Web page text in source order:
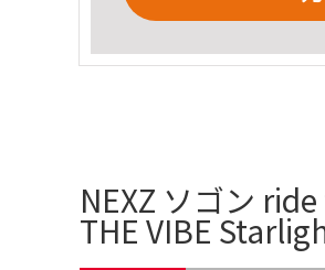
NEXZ ソゴン
THE VIBE